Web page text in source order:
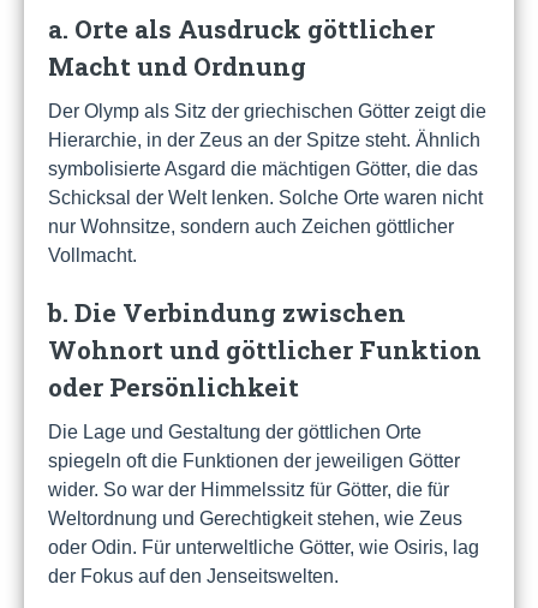
a. Orte als Ausdruck göttlicher
Macht und Ordnung
Der Olymp als Sitz der griechischen Götter zeigt die
Hierarchie, in der Zeus an der Spitze steht. Ähnlich
symbolisierte Asgard die mächtigen Götter, die das
Schicksal der Welt lenken. Solche Orte waren nicht
nur Wohnsitze, sondern auch Zeichen göttlicher
Vollmacht.
b. Die Verbindung zwischen
Wohnort und göttlicher Funktion
oder Persönlichkeit
Die Lage und Gestaltung der göttlichen Orte
spiegeln oft die Funktionen der jeweiligen Götter
wider. So war der Himmelssitz für Götter, die für
Weltordnung und Gerechtigkeit stehen, wie Zeus
oder Odin. Für unterweltliche Götter, wie Osiris, lag
der Fokus auf den Jenseitswelten.